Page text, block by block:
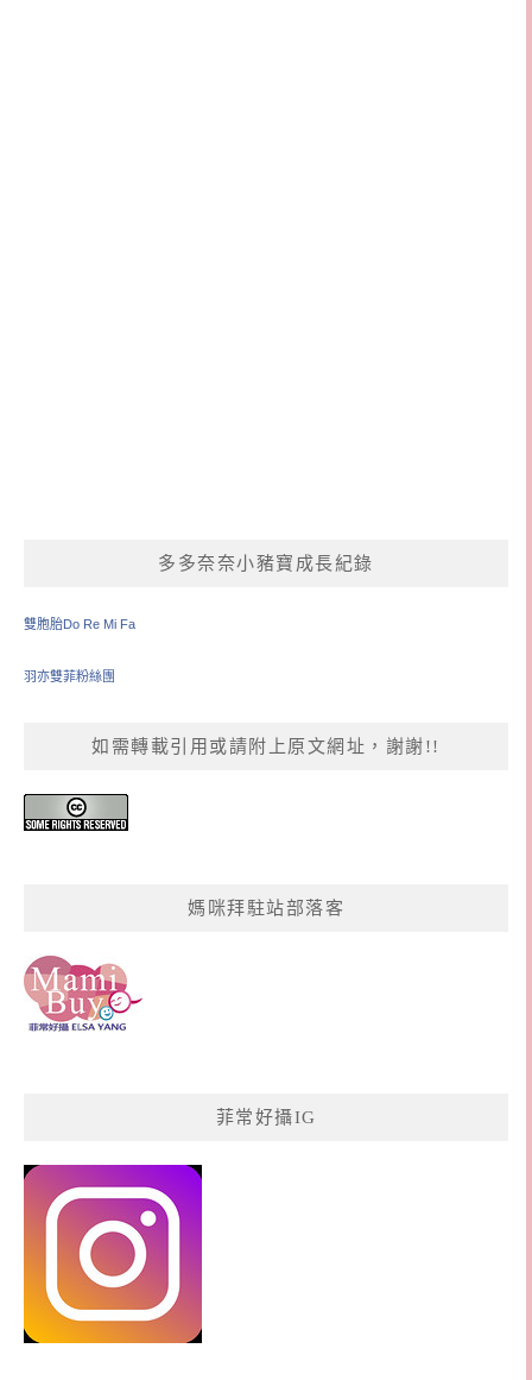
多多奈奈小豬寶成長紀錄
雙胞胎Do Re Mi Fa
羽亦雙菲粉絲團
如需轉載引用或請附上原文網址，謝謝!!
媽咪拜駐站部落客
菲常好攝IG